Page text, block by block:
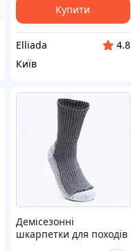
Купити
Elliada
4.8
Київ
Демісезонні
шкарпетки для походів